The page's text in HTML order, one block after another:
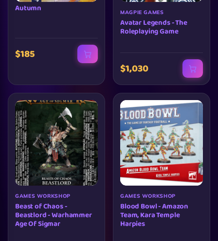
Autumn
$185
MAGPIE GAMES
Avatar Legends - The
Roleplaying Game
$1,030
GAMES WORKSHOP
Beast of Chaos -
Beastlord - Warhammer
Age Of Sigmar
GAMES WORKSHOP
Blood Bowl - Amazon
Team, Kara Temple
Harpies